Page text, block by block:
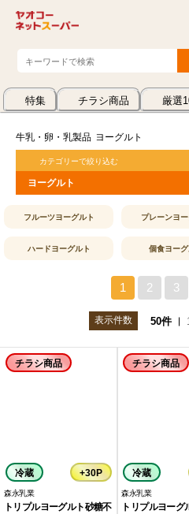
特集 チラシ商品 厳選
牛乳・卵・乳製品 ヨーグルト
カテゴリーで絞り込む
ヨーグルト
フルーツヨーグルト プレーンヨー
ハードヨーグルト 個食ヨーグ
1 2 3
表示件数 50件
チラシ商品
冷蔵 +30P
森永乳業
トリプルヨーグルト砂糖不
チラシ商品
冷蔵
森永乳業
トリプルヨーグ